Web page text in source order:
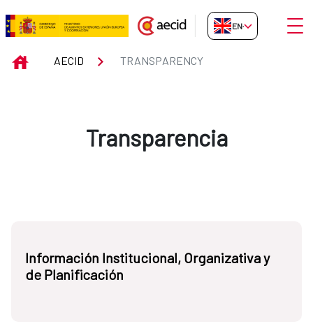
Skip to Main Content
Transparency
EN-GB
INICIOAECID TRANSPARENCY
Transparencia
Información Institucional, Organizativa y
de Planificación